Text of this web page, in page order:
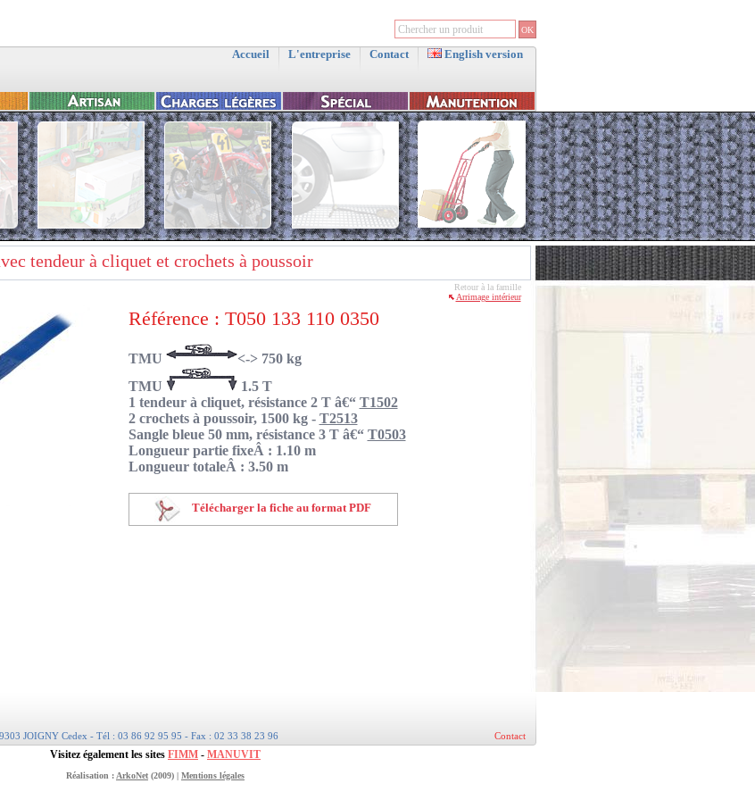
Accueil L'entreprise Contact English version
tendeur à cliquet et crochets à poussoir
Retour à la famille
Arrimage intérieur
Référence : T050 133 110 0350
TMU
<-> 750 kg
TMU
1.5 T
1 tendeur à cliquet, résistance 2 T â€“ T1502
2 crochets à poussoir, 1500 kg - T2513
Sangle bleue 50 mm, résistance 3 T â€“ T0503
Longueur partie fixeÂ : 1.10 m
Longueur totaleÂ : 3.50 m
Télécharger la fiche au format PDF
JOIGNY Cedex - Tél : 03 86 92 95 95 - Fax : 02 33 38 23 96 Contact
Visitez également les sites FIMM - MANUVIT
Réalisation : ArkoNet (2009) | Mentions légales